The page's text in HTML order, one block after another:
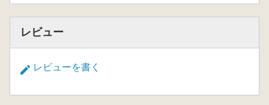
レビュー
レビューを書く